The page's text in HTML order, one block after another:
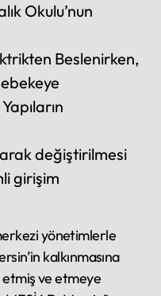
Okulu’nun
Beslenirken,
değiştirilmesi
girişim
yönetimlerle
kalkınmasına
ve etmeye